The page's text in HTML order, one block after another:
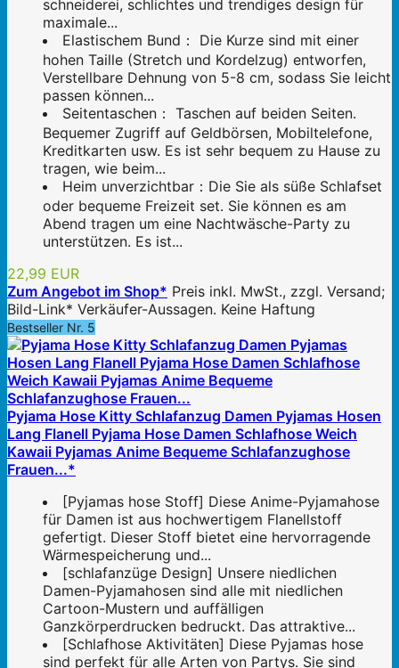
schneiderei, schlichtes und trendiges design für
maximale...
Elastischem Bund： Die Kurze sind mit einer
hohen Taille (Stretch und Kordelzug) entworfen,
Verstellbare Dehnung von 5-8 cm, sodass Sie leicht
passen können...
Seitentaschen： Taschen auf beiden Seiten.
Bequemer Zugriff auf Geldbörsen, Mobiltelefone,
Kreditkarten usw. Es ist sehr bequem zu Hause zu
tragen, wie beim...
Heim unverzichtbar：Die Sie als süße Schlafset
oder bequeme Freizeit set. Sie können es am
Abend tragen um eine Nachtwäsche-Party zu
unterstützen. Es ist...
22,99 EUR
Zum Angebot im Shop* Preis inkl. MwSt., zzgl. Versand;
Bild-Link* Verkäufer-Aussagen. Keine Haftung
Bestseller Nr. 5
Pyjama Hose Kitty Schlafanzug Damen Pyjamas Hosen
Lang Flanell Pyjama Hose Damen Schlafhose Weich
Kawaii Pyjamas Anime Bequeme Schlafanzughose
Frauen...*
[Pyjamas hose Stoff] Diese Anime-Pyjamahose
für Damen ist aus hochwertigem Flanellstoff
gefertigt. Dieser Stoff bietet eine hervorragende
Wärmespeicherung und...
[schlafanzüge Design] Unsere niedlichen
Damen-Pyjamahosen sind alle mit niedlichen
Cartoon-Mustern und auffälligen
Ganzkörperdrucken bedruckt. Das attraktive...
[Schlafhose Aktivitäten] Diese Pyjamas hose
sind perfekt für alle Arten von Partys. Sie sind